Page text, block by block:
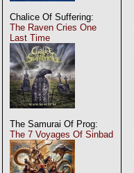
Chalice Of Suffering:
The Raven Cries One
Last Time
The Samurai Of Prog:
The 7 Voyages Of Sinbad